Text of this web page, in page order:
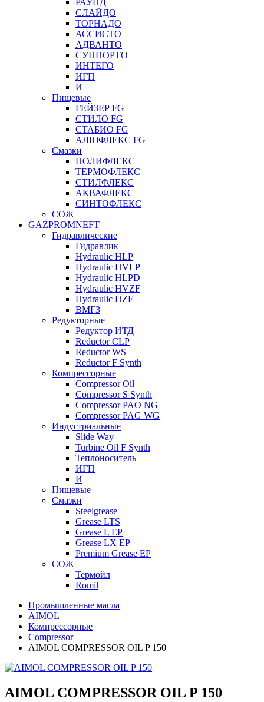
РАУНД
СЛАЙДО
ТОРНАДО
АССИСТО
АДВАНТО
СУППОРТО
ИНТЕГО
ИГП
И
Пищевые
ГЕЙЗЕР FG
СТИЛО FG
СТАБИО FG
АЛЮФЛЕКС FG
Смазки
ПОЛИФЛЕКС
ТЕРМОФЛЕКС
СТИЛФЛЕКС
АКВАФЛЕКС
СИНТОФЛЕКС
СОЖ
GAZPROMNEFT
Гидравлические
Гидравлик
Hydraulic HLP
Hydraulic HVLP
Hydraulic HLPD
Hydraulic HVZF
Hydraulic HZF
ВМГЗ
Редукторные
Редуктор ИТД
Reductor CLP
Reductor WS
Reductor F Synth
Компрессорные
Compressor Oil
Compressor S Synth
Compressor PAO NG
Compressor PAG WG
Индустриальные
Slide Way
Turbine Oil F Synth
Теплоноситель
ИГП
И
Пищевые
Смазки
Steelgrease
Grease LTS
Grease L EP
Grease LX EP
Premium Grease EP
СОЖ
Термойл
Romil
Промышленные масла
AIMOL
Компрессорные
Compressor
AIMOL COMPRESSOR OIL P 150
AIMOL COMPRESSOR OIL P 150